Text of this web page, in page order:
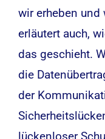
wir erheben und
erläutert auch,
das geschieht.
die
der
lückenloser